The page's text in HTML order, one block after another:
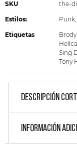
SKU
the-
Estilos: Punk
Etiquetas
Sing
Tony
DESCRIPCIÓN
INFORMACIÓN